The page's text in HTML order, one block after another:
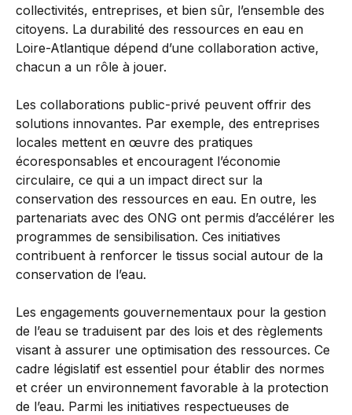
collectivités, entreprises, et bien sûr, l’ensemble des
citoyens. La durabilité des ressources en eau en
Loire-Atlantique dépend d’une collaboration active,
chacun a un rôle à jouer.
Les collaborations public-privé peuvent offrir des
solutions innovantes. Par exemple, des entreprises
locales mettent en œuvre des pratiques
écoresponsables et encouragent l’économie
circulaire, ce qui a un impact direct sur la
conservation des ressources en eau. En outre, les
partenariats avec des ONG ont permis d’accélérer les
programmes de sensibilisation. Ces initiatives
contribuent à renforcer le tissus social autour de la
conservation de l’eau.
Les engagements gouvernementaux pour la gestion
de l’eau se traduisent par des lois et des règlements
visant à assurer une optimisation des ressources. Ce
cadre législatif est essentiel pour établir des normes
et créer un environnement favorable à la protection
de l’eau. Parmi les initiatives respectueuses de